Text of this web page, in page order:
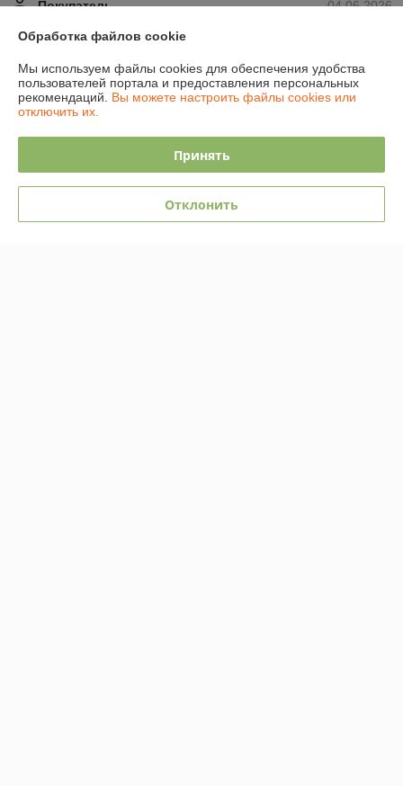
04.06.2026
Покупатель
Отлично
17.05.2026
Колесник
Обработка файлов cookie
Мы используем файлы cookies для обеспечения удобства
пользователей портала и предоставления персональных
рекомендаций. Вы можете настроить файлы cookies или
отключить их.
Принять
Отклонить